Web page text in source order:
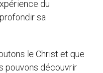
du
sa
le Christ et que
pouvons découvrir